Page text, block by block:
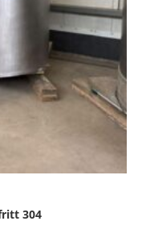
304